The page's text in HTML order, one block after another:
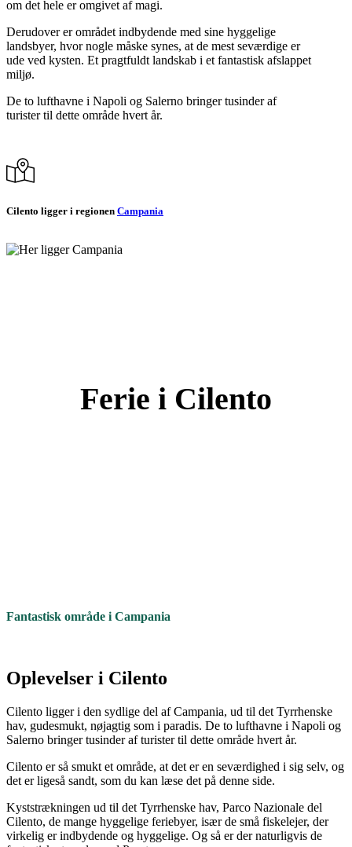
om det hele er omgivet af magi.
Derudover er området indbydende med sine hyggelige
landsbyer, hvor nogle måske synes, at de mest seværdige er
ude ved kysten. Et pragtfuldt landskab i et fantastisk afslappet
miljø.
De to lufthavne i Napoli og Salerno bringer tusinder af
turister til dette område hvert år.
Cilento ligger i regionen Campania
Ferie i Cilento
Fantastisk område i Campania
Oplevelser i Cilento
Cilento ligger i den sydlige del af Campania, ud til det Tyrrhenske
hav, gudesmukt, nøjagtig som i paradis. De to lufthavne i Napoli og
Salerno bringer tusinder af turister til dette område hvert år.
Cilento er så smukt et område, at det er en seværdighed i sig selv, og
det er ligeså sandt, som du kan læse det på denne side.
Kyststrækningen ud til det Tyrrhenske hav, Parco Nazionale del
Cilento, de mange hyggelige feriebyer, især de små fiskelejer, der
virkelig er indbydende og hyggelige. Og så er der naturligvis de